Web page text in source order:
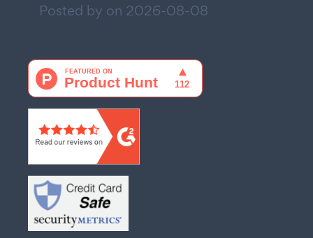
Posted by on 2026-08-08